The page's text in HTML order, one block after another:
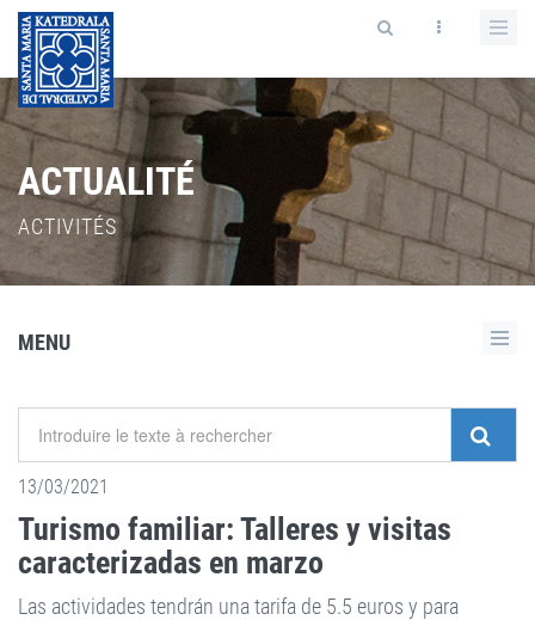
ACTUALITÉ
ACTIVITÉS
MENU
13/03/2021
Turismo familiar: Talleres y visitas
caracterizadas en marzo
Las actividades tendrán una tarifa de 5.5 euros y para